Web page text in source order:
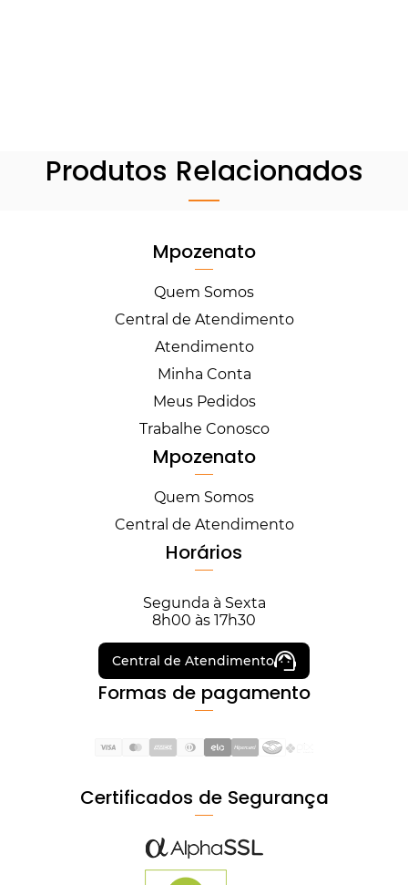
Produtos Relacionados
Mpozenato
Quem Somos
Central de Atendimento
Atendimento
Minha Conta
Meus Pedidos
Trabalhe Conosco
Mpozenato
Quem Somos
Central de Atendimento
Horários
Segunda à Sexta
8h00 às 17h30
Central de Atendimento
Formas de pagamento
Certificados de Segurança